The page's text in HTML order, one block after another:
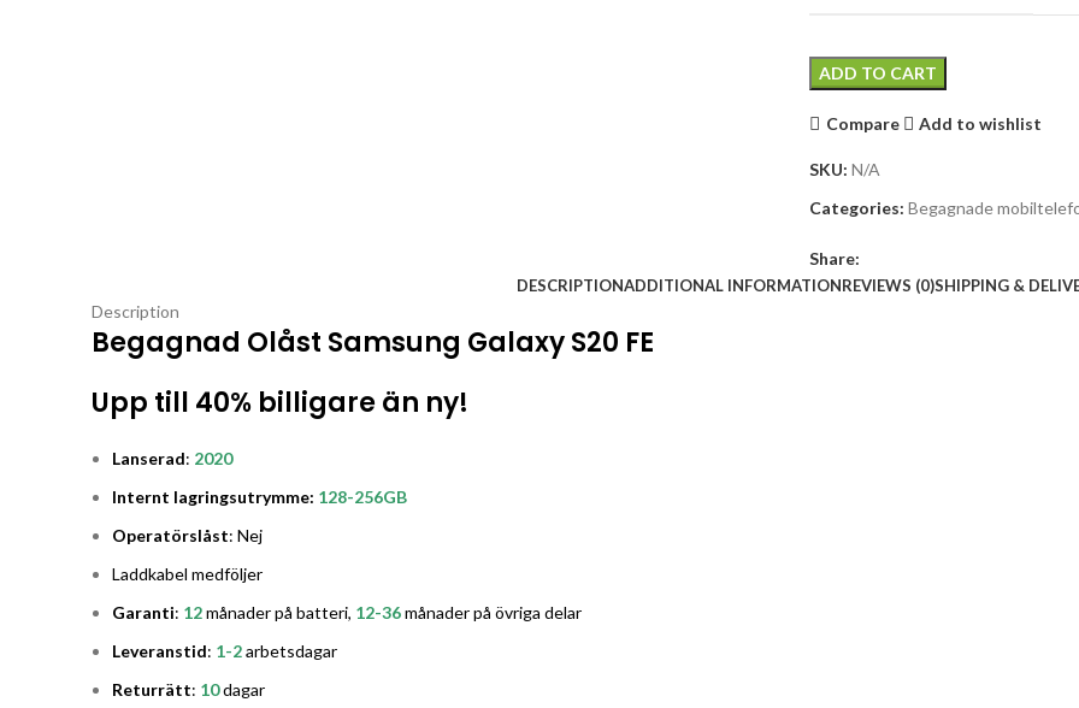
ADD TO CART
Compare Add to wishlist
SKU: N/A
Categories: Begagnade
Share:
DESCRIPTIONADDITIONAL INFORMATIONREVIEWS (0)SHIPPING &
Description
Begagnad Olåst Samsung Galaxy S20 FE
Upp till 40% billigare än ny!
Lanserad: 2020
Internt lagringsutrymme: 128-256GB
Operatörslåst: Nej
Laddkabel medföljer
Garanti: 12månader på batteri, 12-36månader på övriga delar
Leveranstid: 1-2arbetsdagar
Returrätt: 10dagar